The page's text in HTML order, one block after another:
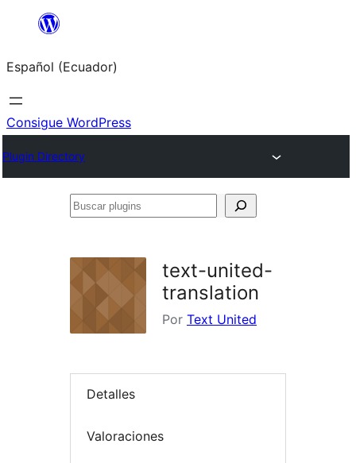
Saltar
contenido
Español (Ecuador)
Consigue WordPress
Plugin Directory
Buscar
text-united-
translation
Por Text United
Detalles
Valoraciones